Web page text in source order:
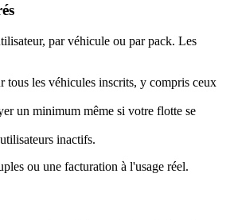
par véhicule ou par pack. Les
tous les véhicules inscrits, y compris ceux
un minimum même si votre flotte se
inactifs.
ou une facturation à l'usage réel.